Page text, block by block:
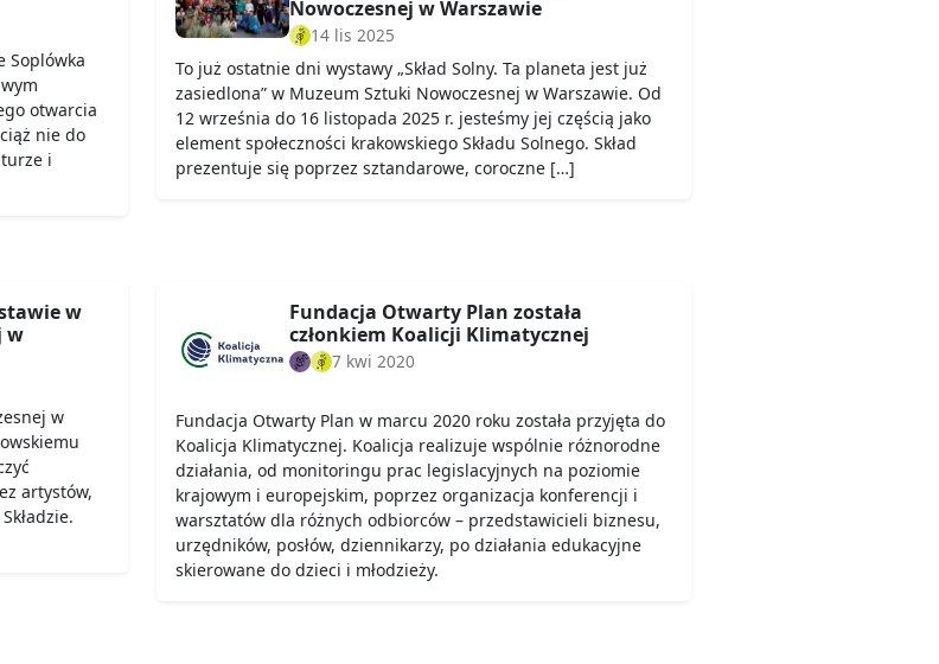
Soplówka
otwarcia
nie do
i
Nowoczesnej w Warszawie
14 lis 2025
To już ostatnie dni wystawy „Skład Solny. Ta planeta jest już
zasiedlona” w Muzeum Sztuki Nowoczesnej w Warszawie. Od
12 września do 16 listopada 2025 r. jesteśmy jej częścią jako
element społeczności krakowskiego Składu Solnego. Skład
prezentuje się poprzez sztandarowe, coroczne […]
w
w
w
artystów,
Fundacja Otwarty Plan została
członkiem Koalicji Klimatycznej
7 kwi 2020
Fundacja Otwarty Plan w marcu 2020 roku została przyjęta do
Koalicja Klimatycznej. Koalicja realizuje wspólnie różnorodne
działania, od monitoringu prac legislacyjnych na poziomie
krajowym i europejskim, poprzez organizacja konferencji i
warsztatów dla różnych odbiorców – przedstawicieli biznesu,
urzędników, posłów, dziennikarzy, po działania edukacyjne
skierowane do dzieci i młodzieży.